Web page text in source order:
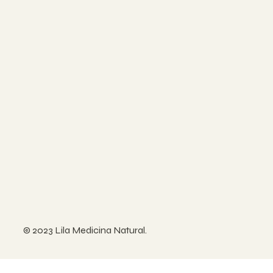
© 2023 Lila Medicina Natural.